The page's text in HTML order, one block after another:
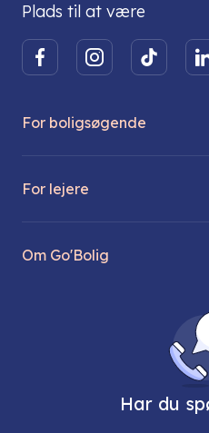
Plads til at være
For boligsøgende
For lejere
Om Go'Bolig
Har du